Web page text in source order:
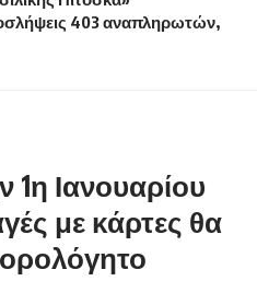
403 αναπληρωτών,
1η Ιανουαρίου
με κάρτες θα